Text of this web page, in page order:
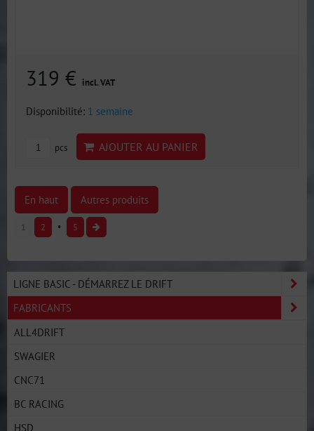
319 € incl. VAT
Disponibilité: 1 semaine
pcs AJOUTER AU PANIER
En haut Autres produits
1 2 5
LIGNE BASIC - DÉMARREZ LE DRIFT
FABRICANTS
ALL4DRIFT
SWAGIER
CNC71
BC RACING
HSD